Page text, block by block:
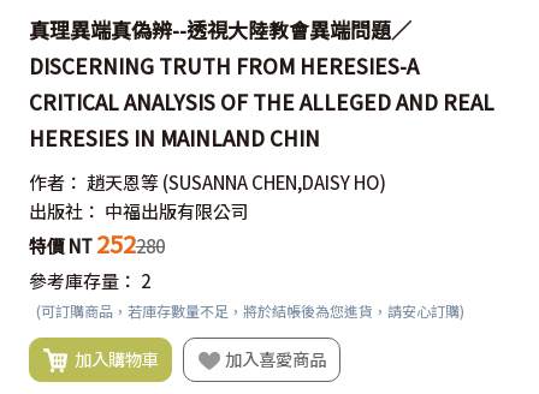
真理異端真偽辨--透視大陸教會異端問題／
DISCERNING TRUTH FROM HERESIES-A
CRITICAL ANALYSIS OF THE ALLEGED AND REAL
HERESIES IN MAINLAND CHIN
作者： 趙天恩等 (SUSANNA CHEN,DAISY HO)
出版社： 中福出版有限公司
特價 NT 252280
參考庫存量： 2
(可訂購商品，若庫存數量不足，將於結帳後為您進貨，請安心訂購)
加入購物車 加入喜愛商品